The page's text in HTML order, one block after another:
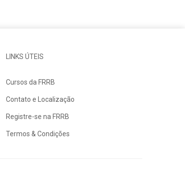
LINKS ÚTEIS
Cursos da FRRB
Contato e Localização
Registre-se na FRRB
Termos & Condições